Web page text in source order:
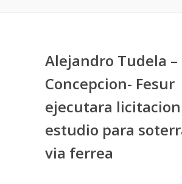
Alejandro Tudela –
Concepcion- Fesur
ejecutara
estudio para
via ferrea